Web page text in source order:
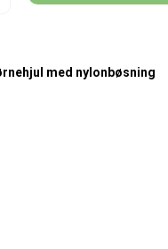
med nylonbøsning